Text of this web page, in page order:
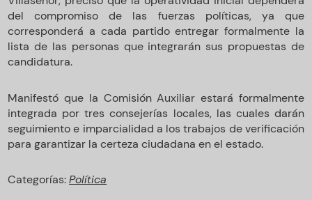
del compromiso de las fuerzas políticas, ya que
corresponderá a cada partido entregar formalmente la
lista de las personas que integrarán sus propuestas de
candidatura.
Manifestó que la Comisión Auxiliar estará formalmente
integrada por tres consejerías locales, las cuales darán
seguimiento e imparcialidad a los trabajos de verificación
para garantizar la certeza ciudadana en el estado.
Categorías:Política